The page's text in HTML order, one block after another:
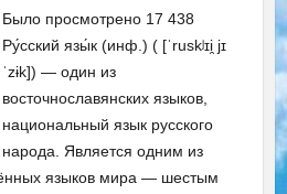
Было просмотрено 17 438
Ру́сский язы́к (инф.) ( [ˈruskʲɪi̯ jɪ
ˈzɨk]) — один из
восточнославянских языков,
национальный язык русского
народа. Является одним из
языков мира — шестым